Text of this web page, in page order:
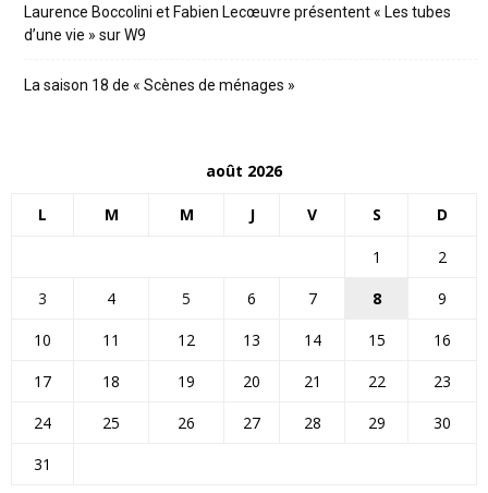
Laurence Boccolini et Fabien Lecœuvre présentent « Les tubes
d’une vie » sur W9
La saison 18 de « Scènes de ménages »
août 2026
L M M J V S D
1
2
3
4 5 6 7 8
9
10
11 12 13 14 15
16
17
18 19 20 21 22
23
24
25 26 27 28 29
30
31